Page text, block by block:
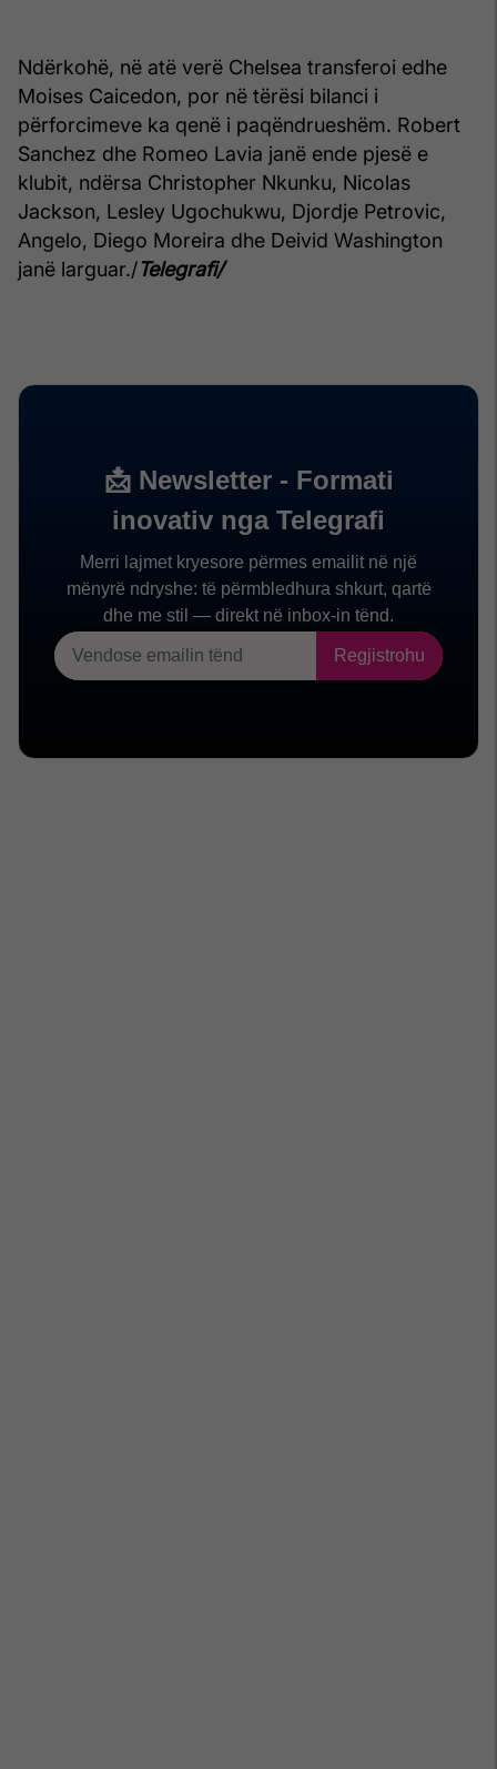
Ndërkohë, në atë verë Chelsea transferoi edhe
Moises Caicedon, por në tërësi bilanci i
përforcimeve ka qenë i paqëndrueshëm. Robert
Sanchez dhe Romeo Lavia janë ende pjesë e
klubit, ndërsa Christopher Nkunku, Nicolas
Jackson, Lesley Ugochukwu, Djordje Petrovic,
Angelo, Diego Moreira dhe Deivid Washington
janë larguar./Telegrafi/